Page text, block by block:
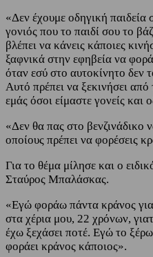
«Δεν έχουμε οδηγική
γονιός που το παιδί σου το
βλέπει να κάνεις κάποιες
ξαφνικά στην εφηβεία να
όταν εσύ στο αυτοκίνητο δεν
Αυτό πρέπει να ξεκινήσει
εμάς όσοι είμαστε γονείς και
«Δεν θα πας στο βενζινάδικο
οποίους πρέπει να φορέσεις
Για το θέμα μίλησε και ο
Σταύρος Μπαλάσκας.
«Εγώ φοράω πάντα κράνος
στα χέρια μου, 22 χρόνων,
έχω ξεχάσει ποτέ. Εγώ το
φοράει κράνος κάποιος».